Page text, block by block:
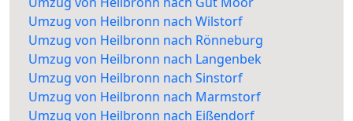
Umzug von Heilbronn nach Wilstorf
Umzug von Heilbronn nach Rönneburg
Umzug von Heilbronn nach Langenbek
Umzug von Heilbronn nach Sinstorf
Umzug von Heilbronn nach Marmstorf
Umzug von Heilbronn nach Eißendorf